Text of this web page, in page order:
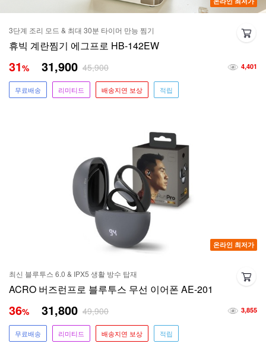
3단계 조리 모드 & 최대 30분 타이머 만능 찜기
휴빅 계란찜기 에그프로 HB-142EW
4,401
31% 31,900 45,900
무료배송 리미티드 배송지연 보상 적립
온라인 최저가
최신 블루투스 6.0 & IPX5 생활 방수 탑재
ACRO 버즈런프로 블루투스 무선 이어폰 AE-201
3,855
36% 31,800 49,900
무료배송 리미티드 배송지연 보상 적립